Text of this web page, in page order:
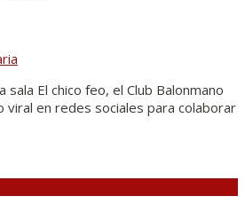
sala El chico feo, el Club Balonmano
viral en redes sociales para colaborar